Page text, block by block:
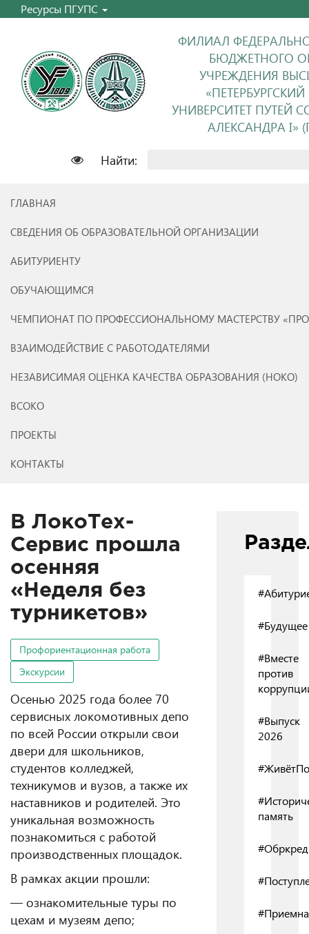
Ресурсы ПГУПС
ФИЛИАЛ
БЮДЖЕТНОГО
УЧРЕЖДЕНИЯ
УНИВЕРСИТЕТ ПУТЕЙ
АЛЕКСАНДРА I»
Найти:
ГЛАВНАЯ
СВЕДЕНИЯ ОБ ОБРАЗОВАТЕЛЬНОЙ ОРГАНИЗАЦИИ
АБИТУРИЕНТУ
ОБУЧАЮЩИМСЯ
ЧЕМПИОНАТ ПО ПРОФЕССИОНАЛЬНОМУ МАСТЕРСТВУ
ВЗАИМОДЕЙСТВИЕ С РАБОТОДАТЕЛЯМИ
НЕЗАВИСИМАЯ ОЦЕНКА КАЧЕСТВА ОБРАЗОВАНИЯ (НОКО)
ВСОКО
ПРОЕКТЫ
КОНТАКТЫ
В ЛокоТех-
Сервис прошла
осенняя
«Неделя без
турникетов»
Профориентационная работа
Экскурсии
Осенью 2025 года более 70
сервисных локомотивных депо
по всей России открыли свои
двери для школьников,
студентов колледжей,
техникумов и вузов, а также их
наставников и родителей. Это
уникальная возможность
познакомиться с работой
производственных площадок.
В рамках акции прошли:
— ознакомительные туры по
цехам и музеям депо;
#Будущее
#Вместе
против
#Выпуск
2026
память